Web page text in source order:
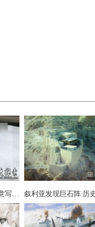
图坦卡蒙墓神秘门：竟写满法老诅咒